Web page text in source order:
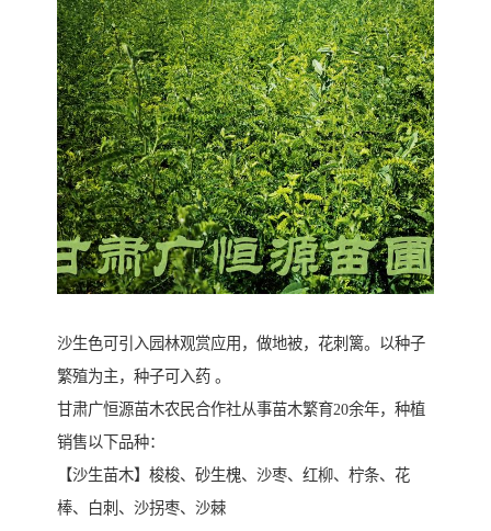
沙生色可引入园林观赏应用，做地被，花刺篱。以种子
繁殖为主，种子可入药 。
甘肃广恒源苗木农民合作社从事苗木繁育20余年，种植
销售以下品种：
【沙生苗木】梭梭、砂生槐、沙枣、红柳、柠条、花
棒、白刺、沙拐枣、沙棘